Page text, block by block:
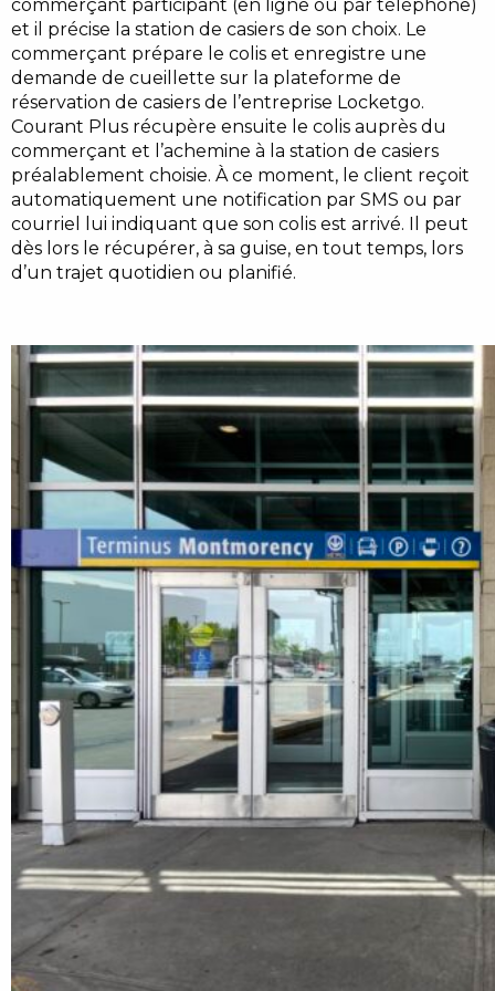
commerçant participant (en ligne ou par téléphone)
et il précise la station de casiers de son choix. Le
commerçant prépare le colis et enregistre une
demande de cueillette sur la plateforme de
réservation de casiers de l’entreprise Locketgo.
Courant Plus récupère ensuite le colis auprès du
commerçant et l’achemine à la station de casiers
préalablement choisie. À ce moment, le client reçoit
automatiquement une notification par SMS ou par
courriel lui indiquant que son colis est arrivé. Il peut
dès lors le récupérer, à sa guise, en tout temps, lors
d’un trajet quotidien ou planifié.